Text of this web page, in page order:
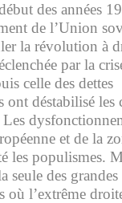
des années
de l’Union
la révolution à
par la
celle des dettes
ont déstabilisé les
et de la
les populismes.
seule des grandes
où l’extrême